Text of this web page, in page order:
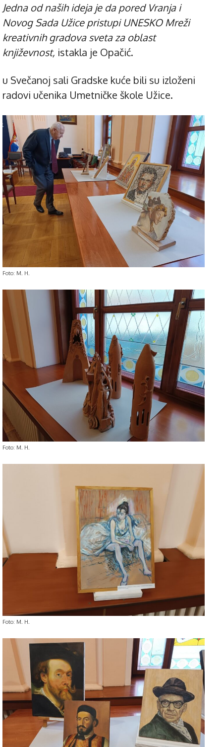
Jedna od naših ideja je da pored Vranja i
Novog Sada Užice pristupi UNESKO Mreži
kreativnih gradova sveta za oblast
književnost, istakla je Opačić.
u Svečanoj sali Gradske kuće bili su izloženi
radovi učenika Umetničke škole Užice.
Foto: M. H.
Foto: M. H.
Foto: M. H.